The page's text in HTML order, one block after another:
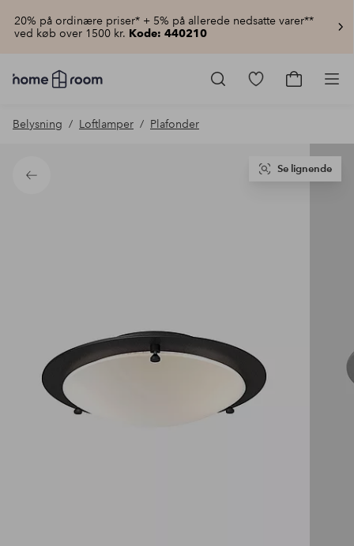
20% på ordinære priser* + 5% på allerede nedsatte varer**
ved køb over 1500 kr. Kode: 440210
Homeroom
–
hjemmet
pris
Gå
Gå
Belysning Loftlamper Plafonder
Tilbage
Se lignende